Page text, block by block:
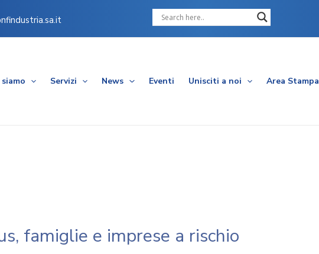
Servizi News Eventi Unisciti a noi Area Stampa
famiglie e imprese a rischio